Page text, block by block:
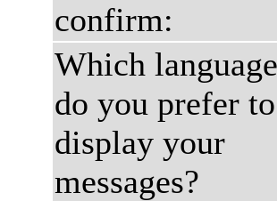
confirm:
Which language
do you prefer to
display your
messages?